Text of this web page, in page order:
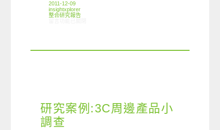
2011-12-09
insightxplorer
整合研究報告
研究案例:3C周邊產品小
調查